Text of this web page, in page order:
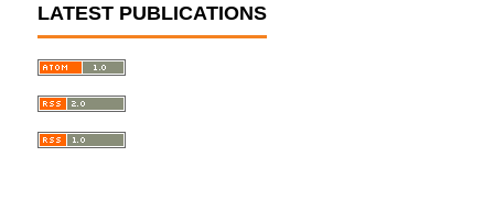
LATEST PUBLICATIONS